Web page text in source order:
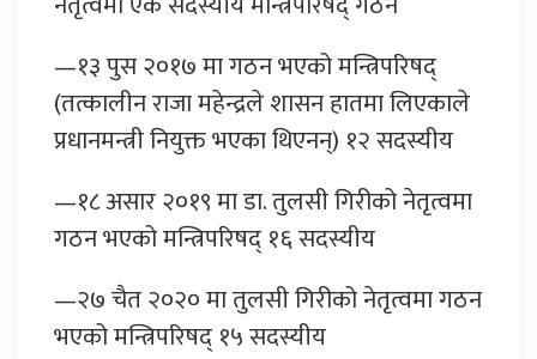
—१३ पुस २०१७ मा गठन भएको मन्त्रिपरिषद्
(तत्कालीन राजा महेन्द्रले शासन हातमा लिएकाले
प्रधानमन्त्री नियुक्त भएका थिएनन्) १२ सदस्यीय
—१८ असार २०१९ मा डा. तुलसी गिरीको नेतृत्वमा
गठन भएको मन्त्रिपरिषद् १६ सदस्यीय
—२७ चैत २०२० मा तुलसी गिरीको नेतृत्वमा गठन
भएको मन्त्रिपरिषद् १५ सदस्यीय